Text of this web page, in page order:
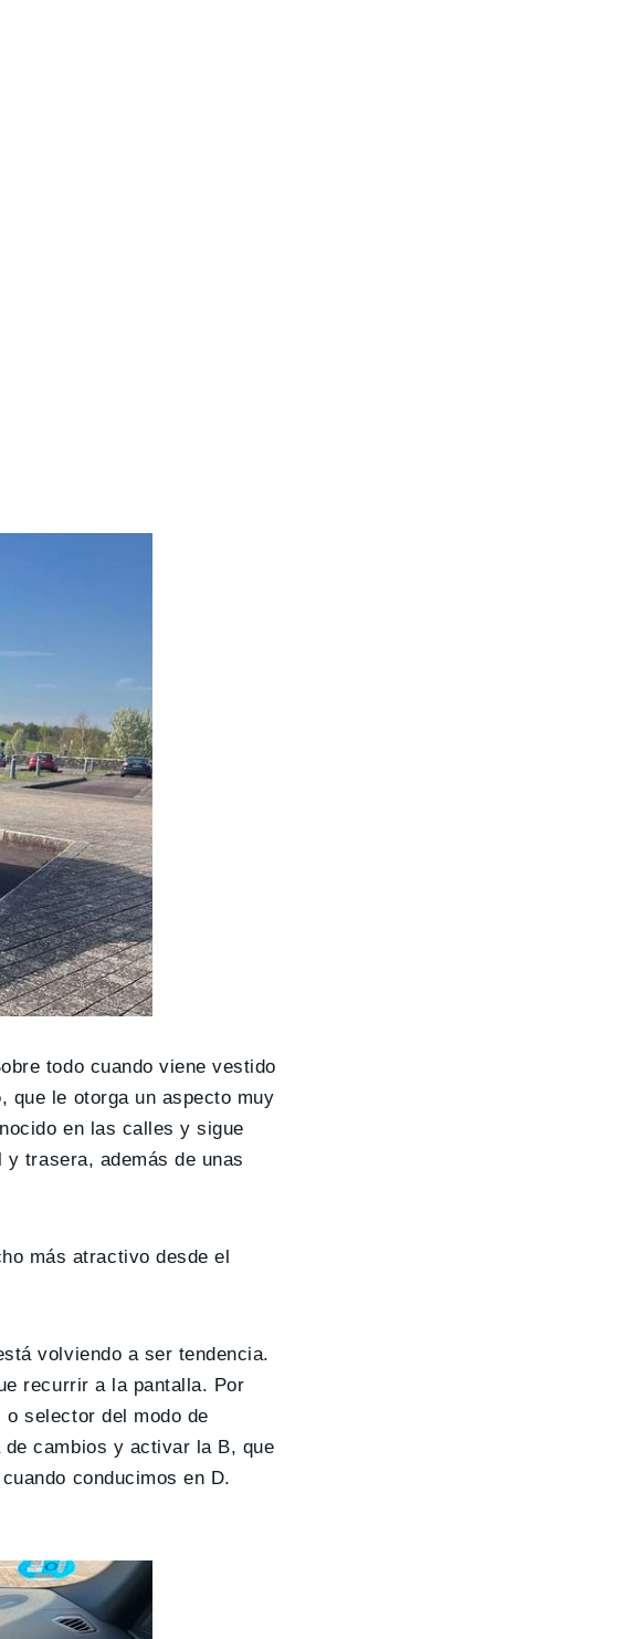
todo cuando viene vestido
, que le otorga un aspecto muy
en las calles y sigue
trasera, además de unas
más atractivo desde el
volviendo a ser tendencia.
recurrir a la pantalla. Por
selector del modo de
cambios y activar la B, que
conducimos en D.